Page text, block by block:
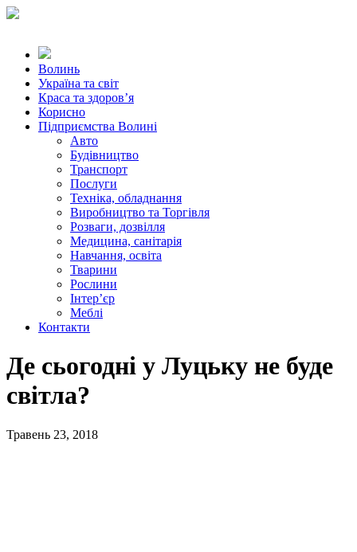
Волинь
Україна та світ
Краса та здоров’я
Корисно
Підприємства Волині
Авто
Будівництво
Транспорт
Послуги
Техніка, обладнання
Виробництво та Торгівля
Розваги, дозвілля
Медицина, санітарія
Навчання, освіта
Тварини
Рослини
Інтер’єр
Меблі
Контакти
Де сьогодні у Луцьку не буде
світла?
Травень 23, 2018